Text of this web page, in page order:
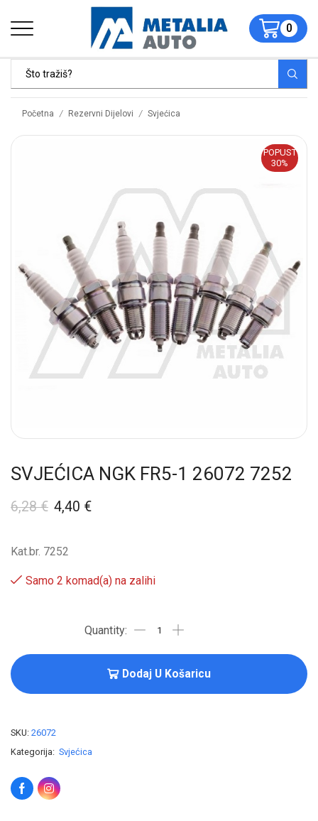
0
Početna / Rezervni Dijelovi / Svjećica
POPUST
30%
SVJEĆICA NGK FR5-1 26072 7252
6,28€ 4,40 €
Kat.br. 7252
Samo 2 komad(a) na zalihi
Dodaj U Košaricu
SKU: 26072
Kategorija: Svjećica